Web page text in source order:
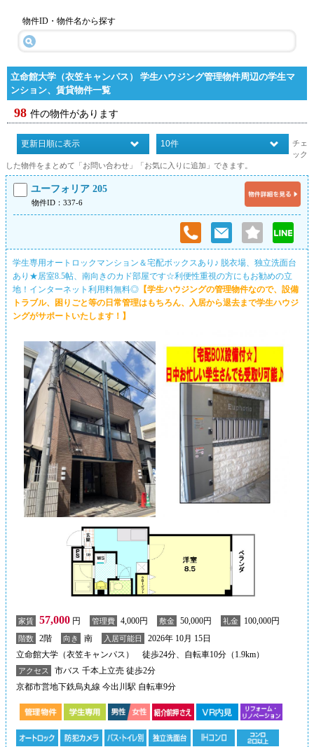
物件ID・物件名から探す
立命館大学（衣笠キャンパス） 学生ハウジング管理物件周辺の学生マ
ンション、賃貸物件一覧
98 件の物件があります
チェ
ック
した物件をまとめて「お問い合わせ」「お気に入りに追加」できます。
ユーフォリア 205
物件ID：337-6
学生専用オートロックマンション＆宅配ボックスあり♪ 脱衣場、独立洗面台
あり★居室8.5帖、南向きのカド部屋です☆利便性重視の方にもお勧めの立
地！インターネット利用料無料◎【学生ハウジングの管理物件なので、設備
トラブル、困りごと等の日常管理はもちろん、入居から退去まで学生ハウジ
ングがサポートいたします！】
家賃 57,000 円 管理費 4,000円 敷金 50,000円 礼金 100,000円
階数 2階 向き 南 入居可能日
2026年 10月 15日
立命館大学（衣笠キャンパス） 徒歩24分、自転車10分（1.9km）
アクセス
市バス 千本上立売 徒歩2分
京都市営地下鉄烏丸線 今出川駅 自転車9分